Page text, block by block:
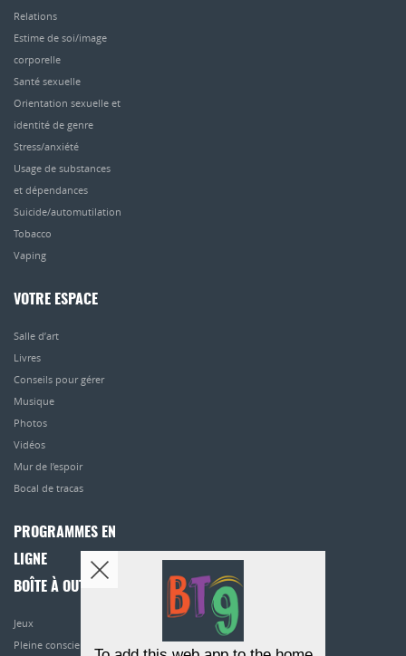
Relations
Estime de soi/image
corporelle
Santé sexuelle
Orientation sexuelle et
identité de genre
Stress/anxiété
Usage de substances
et dépendances
Suicide/automutilation
Tobacco
Vaping
VOTRE ESPACE
Salle d’art
Livres
Conseils pour gérer
Musique
Photos
Vidéos
Mur de l’espoir
Bocal de tracas
PROGRAMMES EN
LIGNE
BOÎTE À OUTILS
Jeux
Pleine conscience